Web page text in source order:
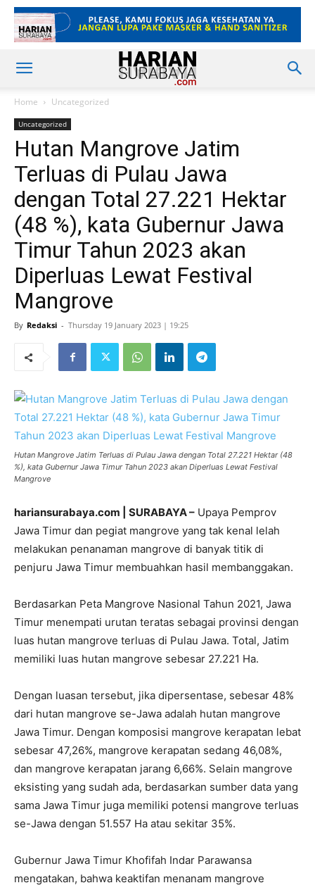
Home Uncategorized
Uncategorized
Hutan Mangrove Jatim
Terluas di Pulau Jawa
dengan Total 27.221 Hektar
(48 %), kata Gubernur Jawa
Timur Tahun 2023 akan
Diperluas Lewat Festival
Mangrove
By Redaksi - Thursday 19 January 2023 | 19:25
Hutan Mangrove Jatim Terluas di Pulau Jawa dengan Total 27.221 Hektar (48
%), kata Gubernur Jawa Timur Tahun 2023 akan Diperluas Lewat Festival
Mangrove
hariansurabaya.com | SURABAYA – Upaya Pemprov
Jawa Timur dan pegiat mangrove yang tak kenal lelah
melakukan penanaman mangrove di banyak titik di
penjuru Jawa Timur membuahkan hasil membanggakan.
Berdasarkan Peta Mangrove Nasional Tahun 2021, Jawa
Timur menempati urutan teratas sebagai provinsi dengan
luas hutan mangrove terluas di Pulau Jawa. Total, Jatim
memiliki luas hutan mangrove sebesar 27.221 Ha.
Dengan luasan tersebut, jika dipersentase, sebesar 48%
dari hutan mangrove se-Jawa adalah hutan mangrove
Jawa Timur. Dengan komposisi mangrove kerapatan lebat
sebesar 47,26%, mangrove kerapatan sedang 46,08%,
dan mangrove kerapatan jarang 6,66%. Selain mangrove
eksisting yang sudah ada, berdasarkan sumber data yang
sama Jawa Timur juga memiliki potensi mangrove terluas
se-Jawa dengan 51.557 Ha atau sekitar 35%.
Gubernur Jawa Timur Khofifah Indar Parawansa
mengatakan, bahwa keaktifan menanam mangrove